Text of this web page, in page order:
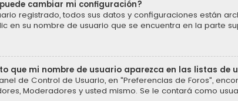
cambiar mi configuración?
registrado, todos sus datos y configuraciones están
en su nombre de usuario que se encuentra en la parte
que mi nombre de usuario aparezca en las listas de
de Control de Usuario, en "Preferencias de Foros",
Moderadores y usted mismo. Se le contará como